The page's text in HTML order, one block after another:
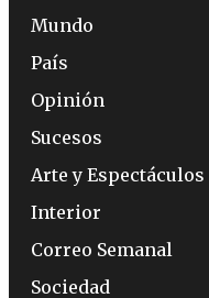
Mundo
País
Opinión
Sucesos
Arte y Espectáculos
Interior
Correo Semanal
Sociedad